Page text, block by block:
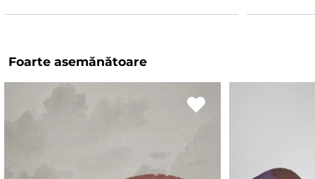
Foarte asemănătoare